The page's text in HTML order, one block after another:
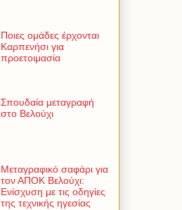
Ποιες ομάδες έρχονται
Καρπενήσι για
προετοιμασία
Σπουδαία μεταγραφή
στο Βελούχι
Μεταγραφικό σαφάρι για
τον ΑΠΟΚ Βελούχι:
Ενίσχυση με τις οδηγίες
της τεχνικής ηγεσίας